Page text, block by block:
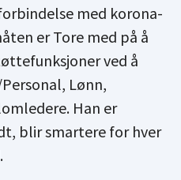
med korona-
er Tore med på å
ved å
Lønn,
Han er
blir smartere for hver